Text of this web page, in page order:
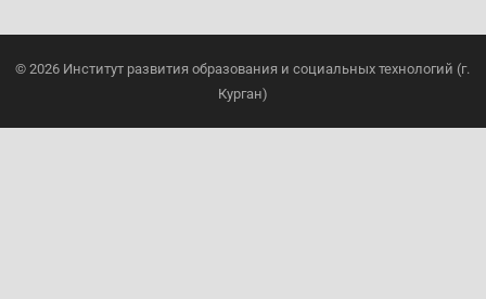
© 2026 Институт развития образования и социальных технологий (г.
Курган)